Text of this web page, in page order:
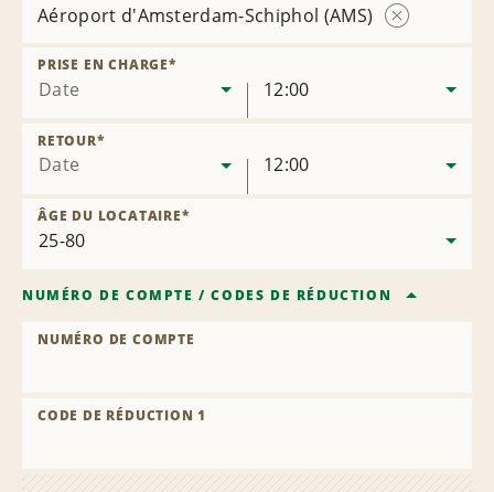
Aéroport d'Amsterdam-Schiphol (AMS)
Date
PRISE EN CHARGE*
12:00
Date
RETOUR*
12:00
ÂGE DU LOCATAIRE*
NUMÉRO DE COMPTE /CODES DE RÉDUCTION
NUMÉRO DE COMPTE
CODE DE RÉDUCTION 1